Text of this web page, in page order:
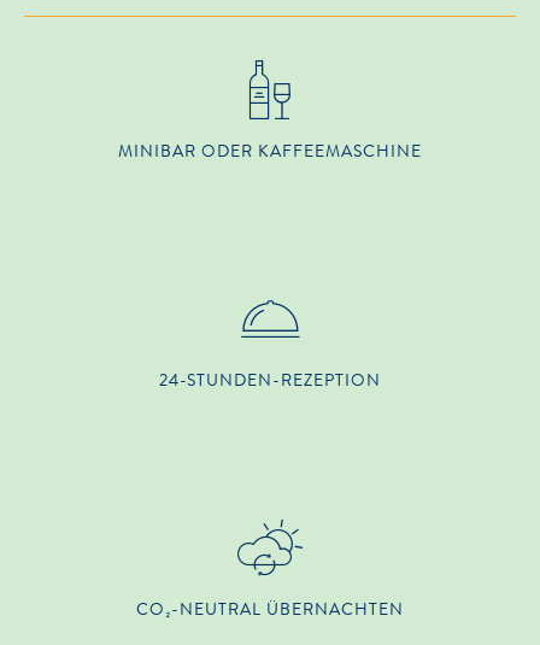
MINIBAR ODER KAFFEEMASCHINE
24-STUNDEN-REZEPTION
CO₂-NEUTRAL ÜBERNACHTEN